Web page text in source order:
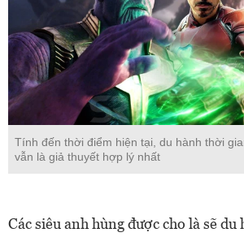
Tính đến thời điểm hiện tại, du hành thời
vẫn là giả thuyết hợp lý nhất
Các siêu anh hùng được cho là sẽ du